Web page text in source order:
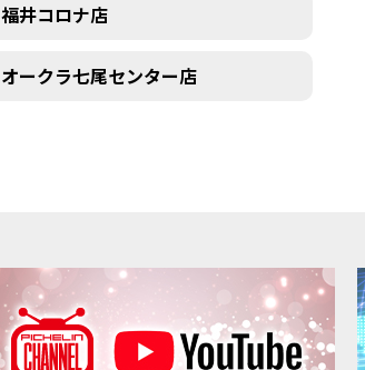
福井コロナ店
オークラ七尾センター店